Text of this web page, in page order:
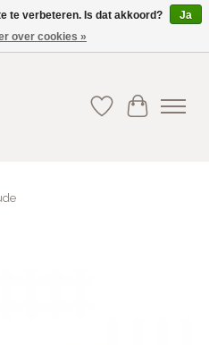
Verlanglijst
te verbeteren. Is dat akkoord?
Ja
over cookies »